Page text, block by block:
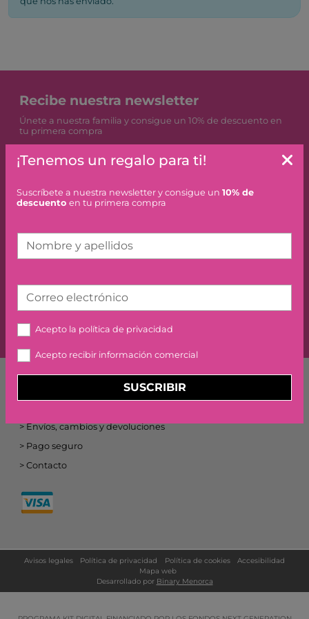
Recibe nuestra newsletter
Únete a nuestra familia y consigue un 10% de descuento en
tu primera compra
Acepto lapolítica de privacidad
SUSCRIBIR
Atención al cliente
Envíos, cambios y devoluciones
Pago seguro
Contacto
Avisos legales Política de privacidad Política de cookies
Accesibilidad
Mapa web
Desarrollado por Binary Menorca
¡Tenemos un regalo para ti!
Suscríbete a nuestra newsletter y consigue un 10% de
descuento en tu primera compra
Nombre y apellidos
Correo electrónico
Acepto la política de privacidad
Acepto recibir información comercial
SUSCRIBIR